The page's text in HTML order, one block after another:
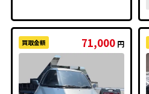
買取金額 71,000 円